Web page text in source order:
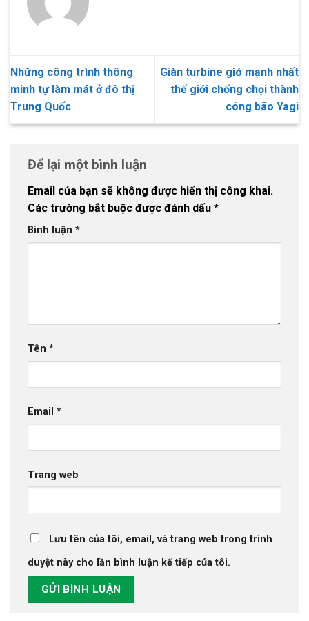
Những công trình thông
minh tự làm mát ở đô thị
Trung Quốc
Giàn turbine gió mạnh nhất
thế giới chống chọi thành
công bão Yagi
Để lại một bình luận
Email của bạn sẽ không được hiển thị công khai.
Các trường bắt buộc được đánh dấu *
Bình luận *
Tên *
Email *
Trang web
Lưu tên của tôi, email, và trang web trong trình
duyệt này cho lần bình luận kế tiếp của tôi.